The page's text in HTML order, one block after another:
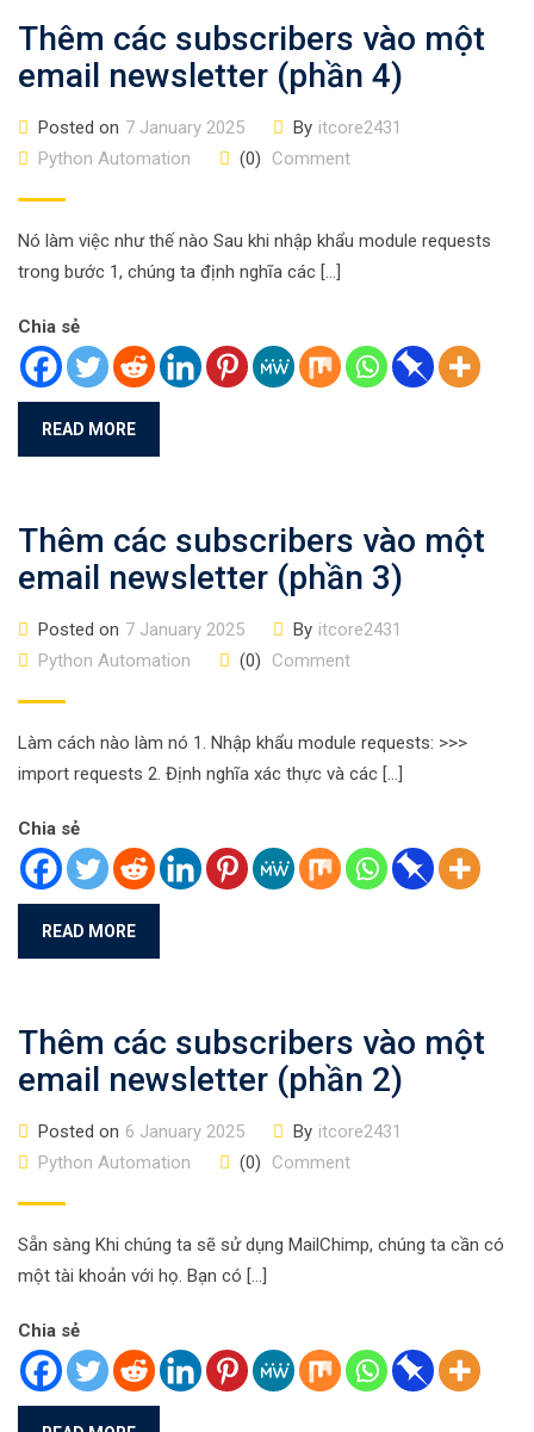
Thêm các subscribers vào một
email newsletter (phần 4)
Posted on 7 January 2025 By itcore2431
Python Automation
(0) Comment
Nó làm việc như thế nào Sau khi nhập khẩu module requests
trong bước 1, chúng ta định nghĩa các […]
Chia sẻ
READ MORE
Thêm các subscribers vào một
email newsletter (phần 3)
Posted on 7 January 2025 By itcore2431
Python Automation
(0) Comment
Làm cách nào làm nó 1. Nhập khẩu module requests: >>>
import requests 2. Định nghĩa xác thực và các […]
Chia sẻ
READ MORE
Thêm các subscribers vào một
email newsletter (phần 2)
Posted on 6 January 2025 By itcore2431
Python Automation
(0) Comment
Sẵn sàng Khi chúng ta sẽ sử dụng MailChimp, chúng ta cần có
một tài khoản với họ. Bạn có […]
Chia sẻ